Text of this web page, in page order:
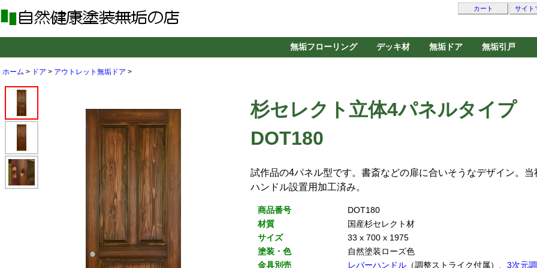
ホーム > ドア > アウトレット無垢ドア >
杉セレクト立体4パネルタイプ
DOT180
試作品の4パネル型です。書斎などの扉に合いそうなデザイン。当
ハンドル設置用加工済み。
商品番号
DOT180
材質
国産杉セレクト材
サイズ
33 x 700 x 1975
塗装・色
自然塗装ローズ色
金具別売
レバーハンドル （調整ストライク付属）、3次元
カート サイト
無垢フローリング デッキ材 無垢ドア 無垢引戸